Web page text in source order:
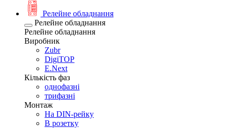
Релейне обладнання
Релейне обладнання
Релейне обладнання
Виробник
Zubr
DigiTOP
E.Next
Кількість фаз
однофазні
трифазні
Монтаж
На DIN-рейку
В розетку